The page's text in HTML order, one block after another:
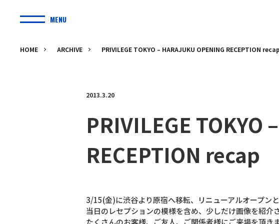
MENU
HOME ARCHIVE PRIVILEGE TOKYO – HARAJUKU OPENING RECEPTION recap
2013.3.20
PRIVILEGE TOKYO
RECEPTION recap
3/15(金)に渋谷より原宿へ移転、リニューアルオープンと
当日のレセプションの模様を含め、少しだけ画像を紹介
たくさんのお客様、ご友人、ご関係者様にご来場を頂き